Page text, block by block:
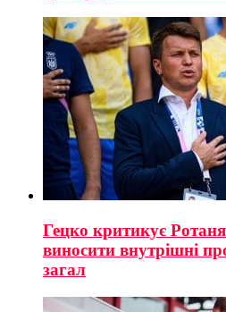
Гецко критикує
виносити внутрішні
загал